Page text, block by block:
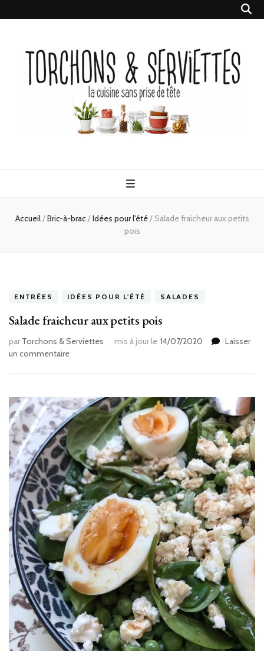
Serviettes
Accueil/Bric-à-brac/Idées pour l'été/ Salade fraicheur aux petits
pois
ENTRÉES IDÉES POUR L'ÉTÉ SALADES
Salade fraicheur aux petits pois
par Torchons & Serviettes mis à jour le 14/07/2020
Laisser
un commentairesur
petits
pois